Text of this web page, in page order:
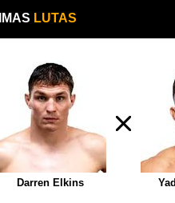
LUTAS
Darren Elkins